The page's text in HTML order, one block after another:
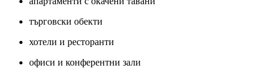
търговски обекти
хотели и ресторанти
офиси и конферентни зали